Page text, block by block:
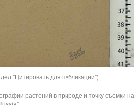
"Цитировать для публикации")
растений в природе и точку съемки на